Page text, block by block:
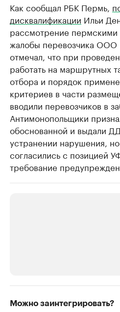
Как сообщал РБК Пермь,
дисквалификации Ильи
рассмотрение
жалобы перевозчика ООО
отмечал, что при
работать на маршрутных
отбора и порядок
критериев в части
вводили перевозчиков в
Антимонопольщики
обоснованной и выдали
устранении нарушения,
согласились с позицией
требование
Можно заинтегрировать?